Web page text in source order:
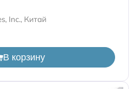
Inc., Китай
В корзину
материалы GE
материалы
транскутанного монитора